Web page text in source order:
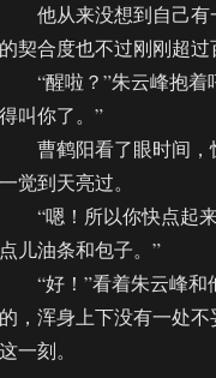
他从来没想到自己有
的契合度也不过刚刚超过
“醒啦？”朱云峰抱着
得叫你了。”
曹鹤阳看了眼时间，
一觉到天亮过。
“嗯！所以你快点起来
点儿油条和包子。”
“好！”看着朱云峰和
的，浑身上下没有一处
这一刻。